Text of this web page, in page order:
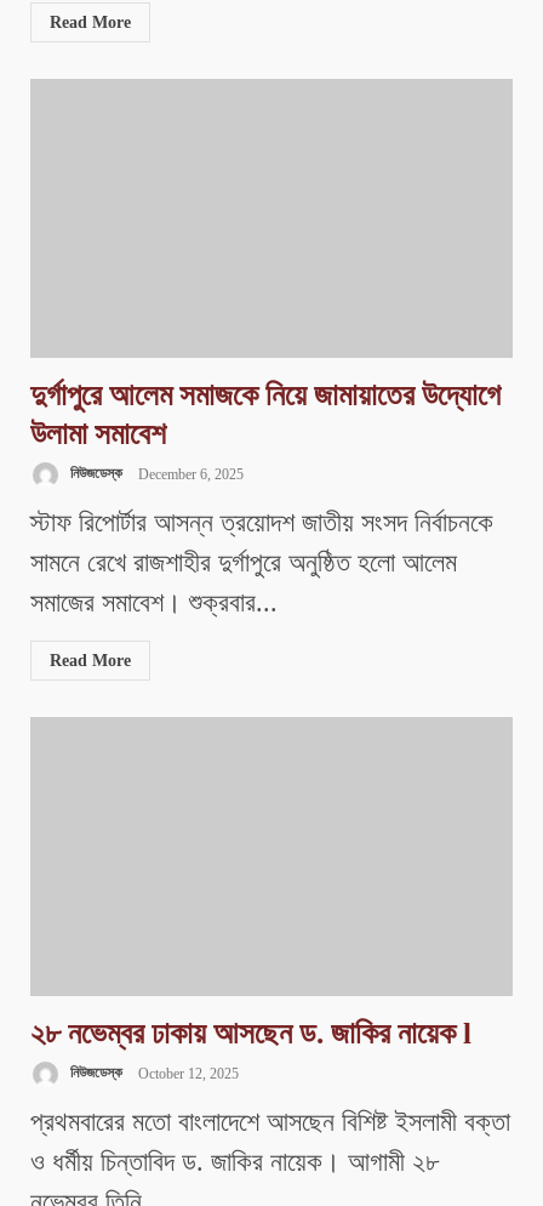
Read More
দুর্গাপুরে আলেম সমাজকে নিয়ে জামায়াতের উদ্যোগে
উলামা সমাবেশ
নিউজডেস্ক December 6, 2025
স্টাফ রিপোর্টার আসন্ন ত্রয়োদশ জাতীয় সংসদ নির্বাচনকে
সামনে রেখে রাজশাহীর দুর্গাপুরে অনুষ্ঠিত হলো আলেম
সমাজের সমাবেশ। শুক্রবার...
Read More
২৮ নভেম্বর ঢাকায় আসছেন ড. জাকির নায়েক l
নিউজডেস্ক October 12, 2025
প্রথমবারের মতো বাংলাদেশে আসছেন বিশিষ্ট ইসলামী বক্তা
ও ধর্মীয় চিন্তাবিদ ড. জাকির নায়েক। আগামী ২৮